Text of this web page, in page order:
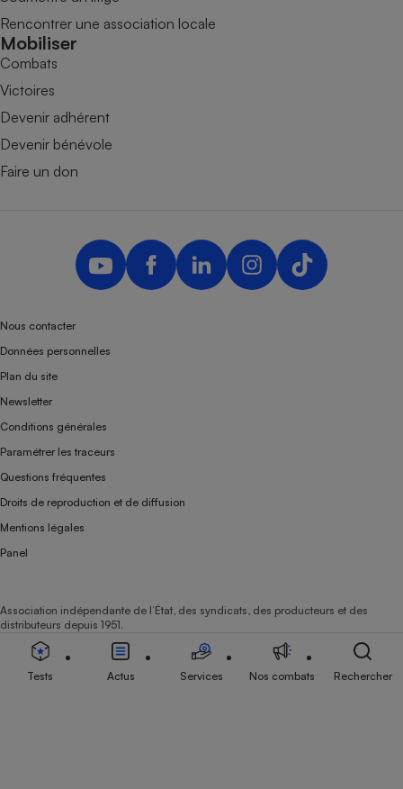
Rencontrer une association locale
Mobiliser
Combats
Victoires
Devenir adhérent
Devenir bénévole
Faire un don
Nous contacter
Données personnelles
Plan du site
Newsletter
Conditions générales
Paramétrer les traceurs
Questions fréquentes
Droits de reproduction et de diffusion
Mentions légales
Panel
Association indépendante de l’État, des syndicats, des producteurs et des
distributeurs depuis 1951.
Tests Actus Services Nos combats Rechercher